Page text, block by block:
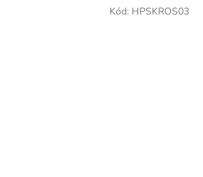
Kód: HPSKROS03